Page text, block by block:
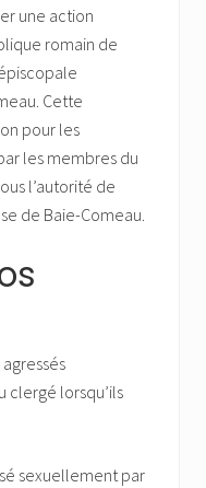
une action
romain de
Cette
pour les
les membres du
l’autorité de
de Baie-Comeau.
clergé lorsqu’ils
sexuellement par